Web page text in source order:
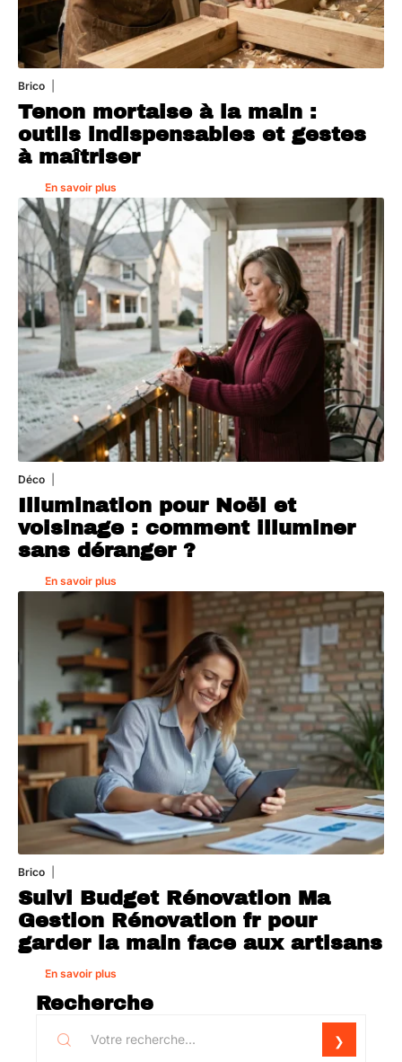
Brico
Tenon mortaise à la main :
outils indispensables et gestes
à maîtriser
En savoir plus
Déco
Illumination pour Noël et
voisinage : comment illuminer
sans déranger ?
En savoir plus
Brico
Suivi Budget Rénovation Ma
Gestion Rénovation fr pour
garder la main face aux artisans
En savoir plus
Recherche